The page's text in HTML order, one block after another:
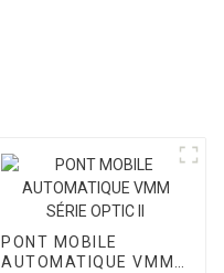
PONT MOBILE
AUTOMATIQUE VMM